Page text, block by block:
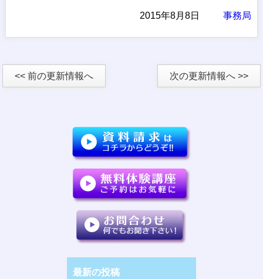
事務局
2015年8月8日
<< 前の更新情報へ 次の更新情報へ >>
最新の投稿